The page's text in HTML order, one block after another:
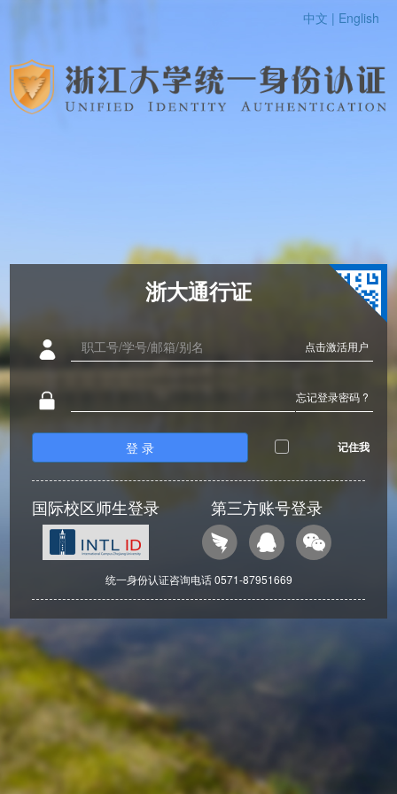
中文 | English
浙大通行证
点击激活用户
忘记登录密码 ?
登 录 记住我
国际校区师生登录 第三方账号登录
统一身份认证咨询电话 0571-87951669